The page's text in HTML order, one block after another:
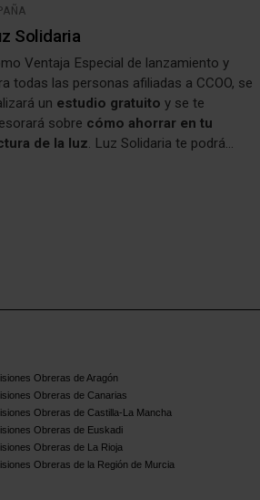
Solidaria
Ventaja Especial de lanzamiento y
todas las personas afiliadas a CCOO, se
un estudio gratuito y se te
sobre cómo ahorrar en tu
de la luz . Luz Solidaria te podrá
Obreras de Aragón
Obreras de Canarias
Obreras de Castilla-La Mancha
Obreras de Euskadi
Obreras de La Rioja
Obreras de la Región de Murcia